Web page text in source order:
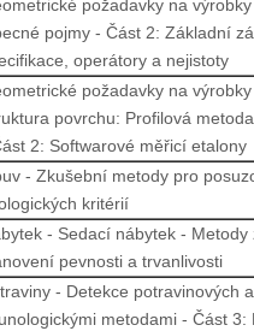
požadavky na
pojmy - Část 2: Základní
operátory a nejistoty
požadavky na
povrchu: Profilová
2: Softwarové měřicí etalony
- Zkušební metody pro
kritérií
- Sedací nábytek -
pevnosti a trvanlivosti
- Detekce potravinových
metodami - Část 3: